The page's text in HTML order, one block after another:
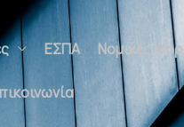
ΕΣΠΑ Νομικές